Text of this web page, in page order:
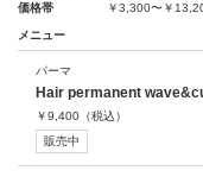
価格帯
￥3,300〜￥
メニュー
パーマ
Hair permanent
￥9,400 （税込）
販売中